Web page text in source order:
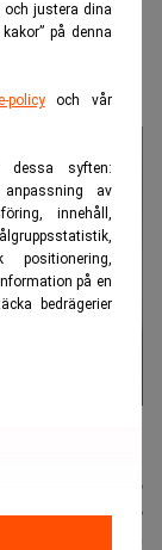
och justera dina
på denna
policyoch vår
dessa syften:
av
innehåll,
positionering,
på en
bedrägerier
07 aug. 2026
07 aug. 2026